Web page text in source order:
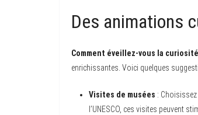
Des animations
Comment éveillez-vous la
enrichissantes. Voici quelques
Visites de musées :
l’UNESCO, ces visites peuvent